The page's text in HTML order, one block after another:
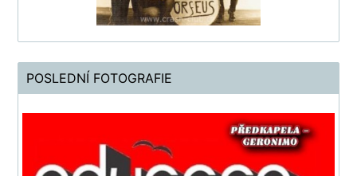
POSLEDNÍ FOTOGRAFIE